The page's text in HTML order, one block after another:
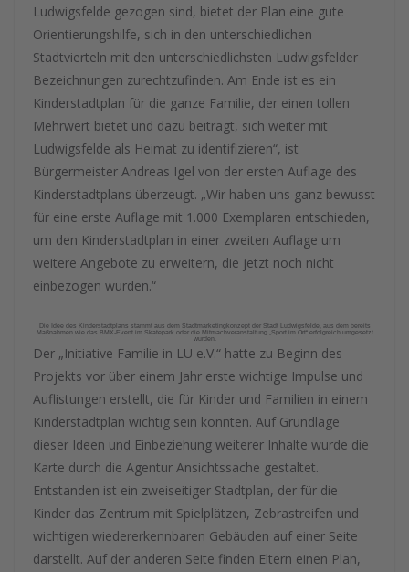
Ludwigsfelde gezogen sind, bietet der Plan eine gute
Orientierungshilfe, sich in den unterschiedlichen
Stadtvierteln mit den unterschiedlichsten Ludwigsfelder
Bezeichnungen zurechtzufinden. Am Ende ist es ein
Kinderstadtplan für die ganze Familie, der einen tollen
Mehrwert bietet und dazu beiträgt, sich weiter mit
Ludwigsfelde als Heimat zu identifizieren“, ist
Bürgermeister Andreas Igel von der ersten Auflage des
Kinderstadtplans überzeugt. „Wir haben uns ganz bewusst
für eine erste Auflage mit 1.000 Exemplaren entschieden,
um den Kinderstadtplan in einer zweiten Auflage um
weitere Angebote zu erweitern, die jetzt noch nicht
einbezogen wurden.“
Die Idee des Kinderstadtplans stammt aus dem Stadtmarketingkonzept der Stadt Ludwigsfelde, aus dem bereits
Maßnahmen wie das BMX-Event im Skatepark oder die Mitmachveranstaltung „Sport im Ort“ erfolgreich umgesetzt
wurden.
Der „Initiative Familie in LU e.V.“ hatte zu Beginn des
Projekts vor über einem Jahr erste wichtige Impulse und
Auflistungen erstellt, die für Kinder und Familien in einem
Kinderstadtplan wichtig sein könnten. Auf Grundlage
dieser Ideen und Einbeziehung weiterer Inhalte wurde die
Karte durch die Agentur Ansichtssache gestaltet.
Entstanden ist ein zweiseitiger Stadtplan, der für die
Kinder das Zentrum mit Spielplätzen, Zebrastreifen und
wichtigen wiedererkennbaren Gebäuden auf einer Seite
darstellt. Auf der anderen Seite finden Eltern einen Plan,